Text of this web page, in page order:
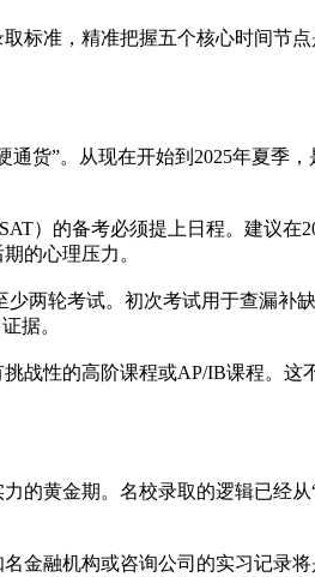
标准，精准把握五个核心时间节
货”。从现在开始到2025年夏季
）的备考必须提上日程。建议
的心理压力。
两轮考试。初次考试用于查漏补
据。
战性的高阶课程或AP/IB课程。
的黄金期。名校录取的逻辑已经
金融机构或咨询公司的实习记录